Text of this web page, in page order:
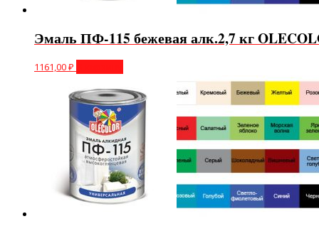
Эмаль ПФ-115 бежевая алк.2,7 кг
1161,00₽